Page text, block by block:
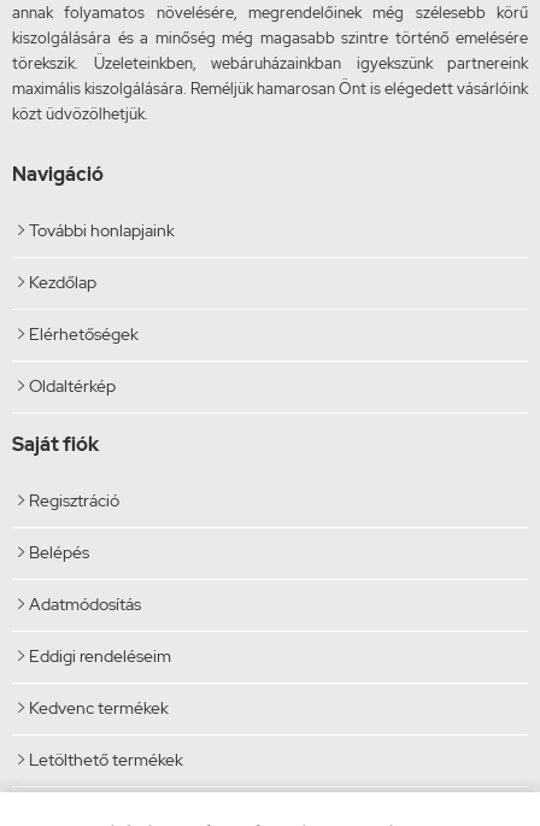
annak folyamatos növelésére, megrendelőinek még szélesebb körű
kiszolgálására és a minőség még magasabb szintre történő emelésére
törekszik. Üzeleteinkben, webáruházainkban igyekszünk partnereink
maximális kiszolgálására. Reméljük hamarosan Önt is elégedett vásárlóink
közt üdvözölhetjük.
Navigáció
 További honlapjaink
 Kezdőlap
 Elérhetőségek
 Oldaltérkép
Saját fiók
 Regisztráció
 Belépés
 Adatmódosítás
 Eddigi rendeléseim
 Kedvenc termékek
 Letölthető termékek